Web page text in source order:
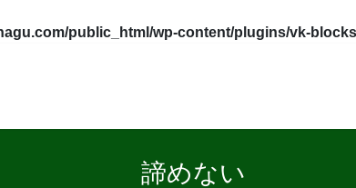
public_html/wp-content/plugins/vk-
諦めない